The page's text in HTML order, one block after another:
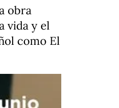
obra
vida y el
como El